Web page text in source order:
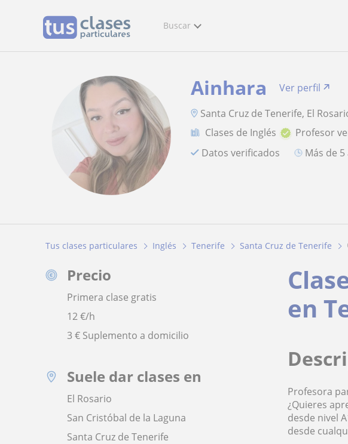
Buscar
Ainhara
Ver perfil
Santa Cruz de Tenerife, El
Clases de Inglés
Profesor
Datos verificados
más de
Tus clases particulares Inglés Tenerife Santa Cruz de Tenerife
Precio
Primera clase gratis
12€/h
3 € Suplemento a domicilio
Suele dar clases en
El Rosario
San Cristóbal de la Laguna
Santa Cruz de Tenerife
en
Profesora
¿Quieres
desde nivel
desde